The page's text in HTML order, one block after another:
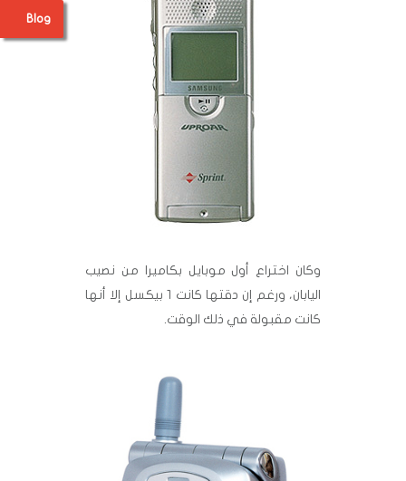
وكان اختراع أول موبايل بكاميرا من نصيب
اليابان، ورغم إن دقتها كانت 1 بيكسل إلا أنها
كانت مقبولة في ذلك الوقت.
Blog